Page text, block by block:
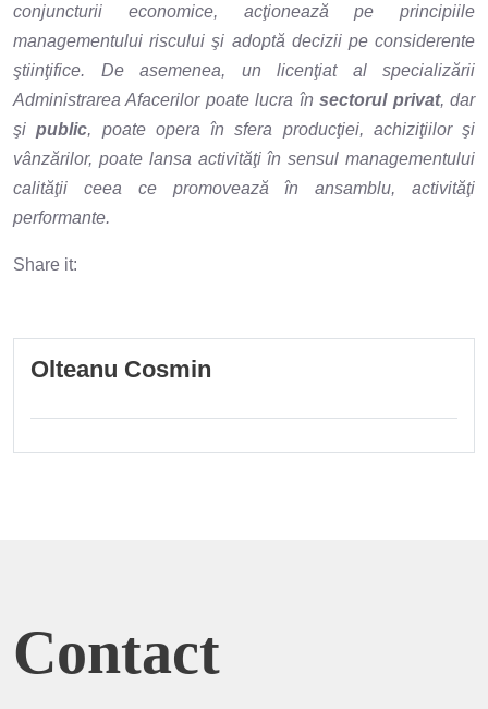
conjuncturii economice, acţionează pe principiile
managementului riscului şi adoptă decizii pe considerente
ştiinţifice. De asemenea, un licenţiat al specializării
Administrarea Afacerilor poate lucra însectorul privat, dar
şipublic, poate opera în sfera producţiei, achiziţiilor şi
vânzărilor, poate lansa activităţi în sensul managementului
calităţii ceea ce promovează în ansamblu, activităţi
performante.
Share it:
Olteanu Cosmin
Contact